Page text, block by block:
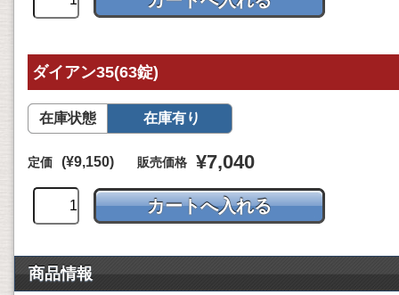
ダイアン35(63錠)
在庫状態 在庫有り
定価 (¥9,150) 販売価格 ¥7,040
商品情報